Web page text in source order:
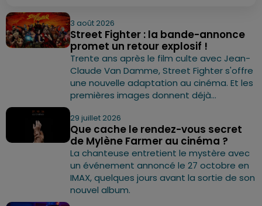
3 août 2026
Street Fighter : la bande-annonce
promet un retour explosif !
Trente ans après le film culte avec Jean-
Claude Van Damme, Street Fighter s'offre
une nouvelle adaptation au cinéma. Et les
premières images donnent déjà...
29 juillet 2026
Que cache le rendez-vous secret
de Mylène Farmer au cinéma ?
La chanteuse entretient le mystère avec
un événement annoncé le 27 octobre en
IMAX, quelques jours avant la sortie de son
nouvel album.